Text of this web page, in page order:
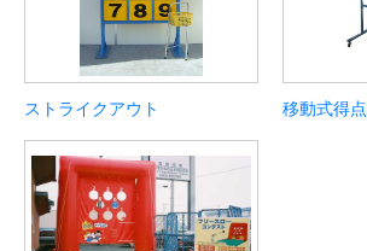
ストライクアウト 移動式得